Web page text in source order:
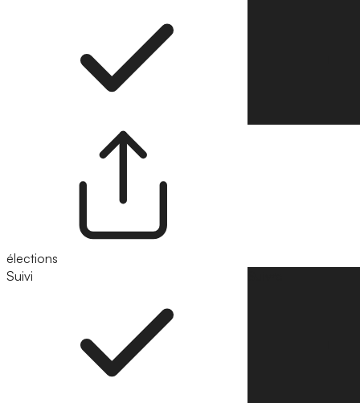
élections
Suivi